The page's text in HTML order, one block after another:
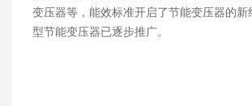
变压器等，能效标准开启了节能变压器的新
型节能变压器已逐步推广。